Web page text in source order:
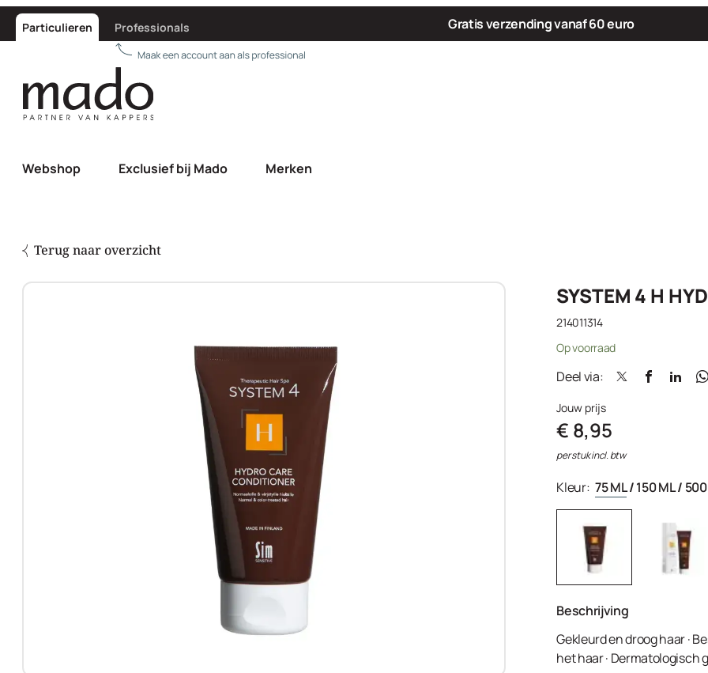
Particulieren Professionals Gratis verzending vanaf 60 euro
Webshop Exclusief bij Mado Merken
Terug naar overzicht
SYSTEM 4 H
214011314
Op voorraad
Deel via:
Jouw prijs
€ 8,95
per stuk incl. btw
Kleur: 75 ML/150 ML/
Beschrijving
Gekleurd en droog haar ·
het haar · Dermatologisch